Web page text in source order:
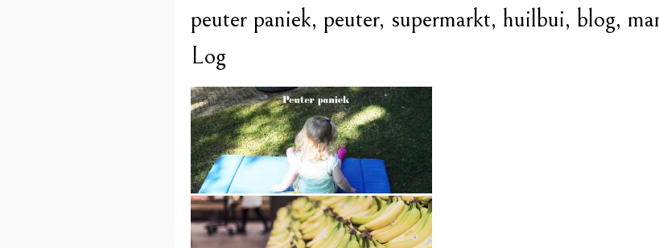
peuter paniek, peuter, supermarkt, huilbui, blog,
Log